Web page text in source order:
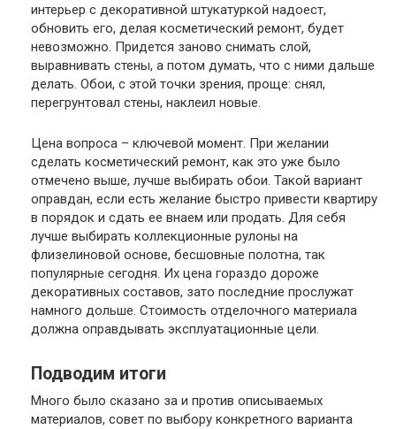
интерьер с декоративной штукатуркой надоест,
обновить его, делая косметический ремонт, будет
невозможно. Придется заново снимать слой,
выравнивать стены, а потом думать, что с ними дальше
делать. Обои, с этой точки зрения, проще: снял,
перегрунтовал стены, наклеил новые.
Цена вопроса – ключевой момент. При желании
сделать косметический ремонт, как это уже было
отмечено выше, лучше выбирать обои. Такой вариант
оправдан, если есть желание быстро привести квартиру
в порядок и сдать ее внаем или продать. Для себя
лучше выбирать коллекционные рулоны на
флизелиновой основе, бесшовные полотна, так
популярные сегодня. Их цена гораздо дороже
декоративных составов, зато последние прослужат
намного дольше. Стоимость отделочного материала
должна оправдывать эксплуатационные цели.
Подводим итоги
Много было сказано за и против описываемых
материалов, совет по выбору конкретного варианта